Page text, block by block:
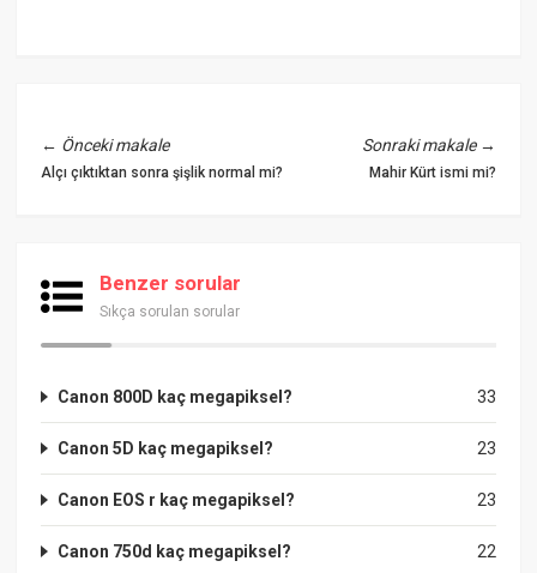
← Önceki makale
Alçı çıktıktan sonra şişlik normal mi?
Sonraki makale→
Mahir Kürt ismi mi?
Benzer sorular
Sıkça sorulan sorular
33
Canon 800D kaç megapiksel?
23
Canon 5D kaç megapiksel?
23
Canon EOS r kaç megapiksel?
22
Canon 750d kaç megapiksel?